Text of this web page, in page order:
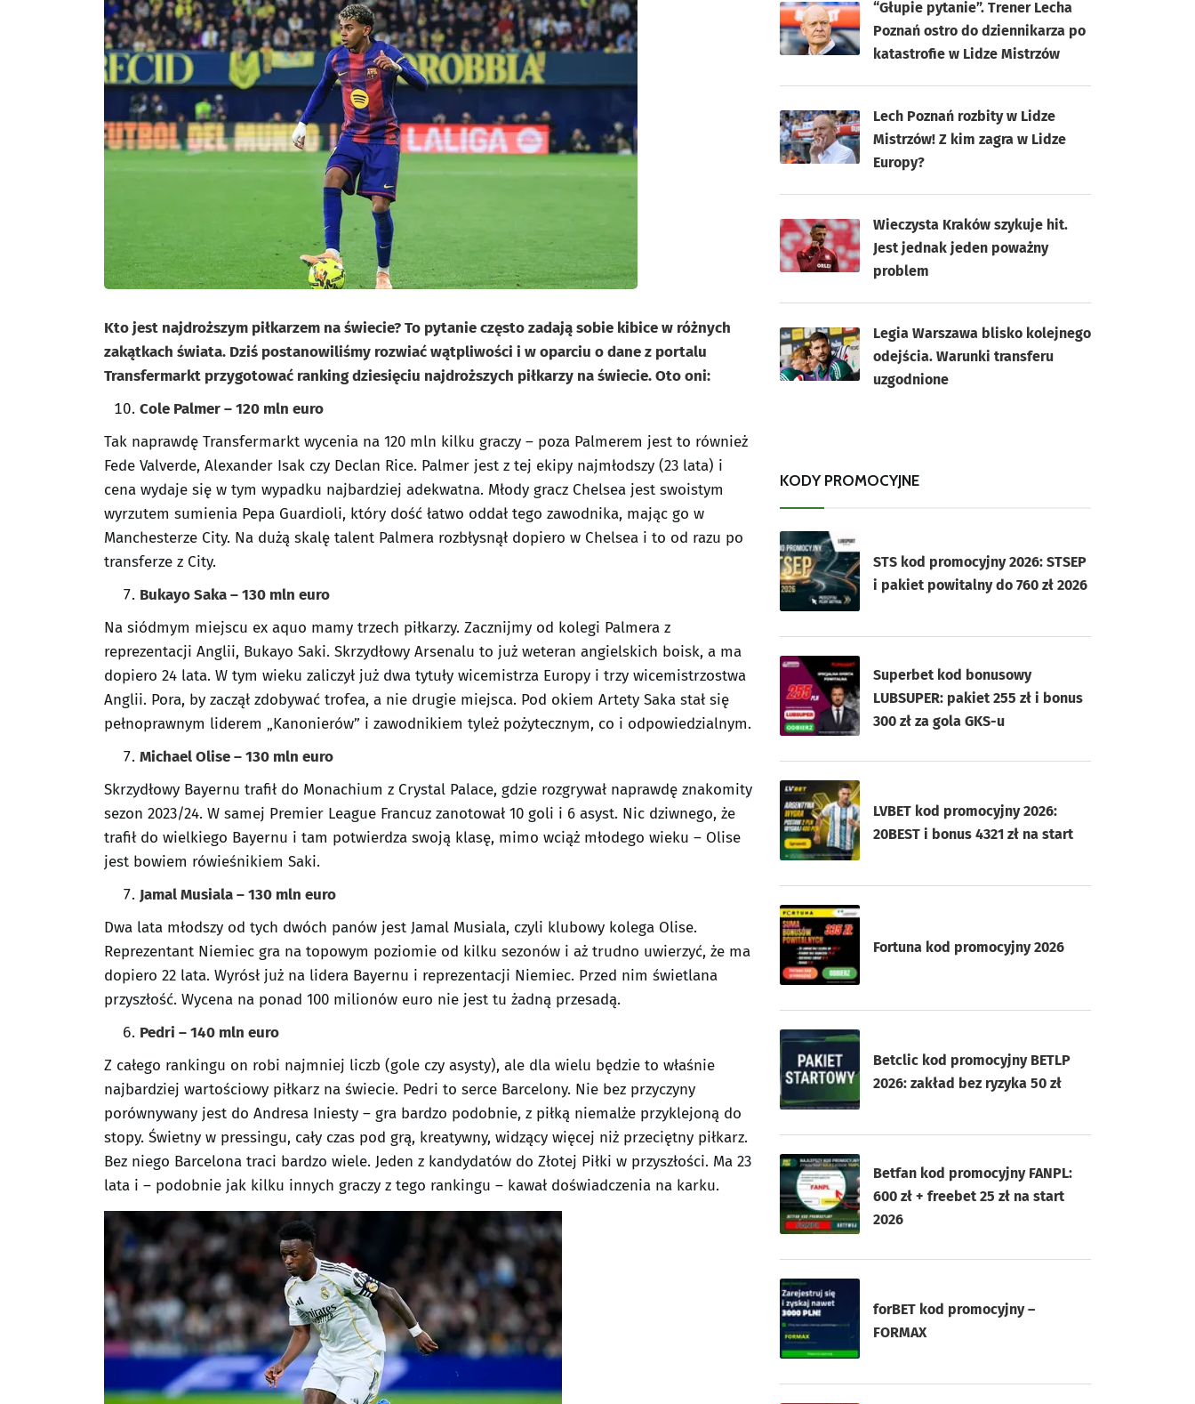
Kto jest najdroższym piłkarzem na świecie? To pytanie często zadają sobie kibice w różnych
zakątkach świata. Dziś postanowiliśmy rozwiać wątpliwości i w oparciu o dane z portalu
Transfermarkt przygotować ranking dziesięciu najdroższych piłkarzy na świecie. Oto oni:
Cole Palmer – 120 mln euro
Tak naprawdę Transfermarkt wycenia na 120 mln kilku graczy – poza Palmerem jest to również
Fede Valverde, Alexander Isak czy Declan Rice. Palmer jest z tej ekipy najmłodszy (23 lata) i
cena wydaje się w tym wypadku najbardziej adekwatna. Młody gracz Chelsea jest swoistym
wyrzutem sumienia Pepa Guardioli, który dość łatwo oddał tego zawodnika, mając go w
Manchesterze City. Na dużą skalę talent Palmera rozbłysnął dopiero w Chelsea i to od razu po
transferze z City.
Bukayo Saka – 130 mln euro
Na siódmym miejscu ex aquo mamy trzech piłkarzy. Zacznijmy od kolegi Palmera z
reprezentacji Anglii, Bukayo Saki. Skrzydłowy Arsenalu to już weteran angielskich boisk, a ma
dopiero 24 lata. W tym wieku zaliczył już dwa tytuły wicemistrza Europy i trzy wicemistrzostwa
Anglii. Pora, by zaczął zdobywać trofea, a nie drugie miejsca. Pod okiem Artety Saka stał się
pełnoprawnym liderem „Kanonierów” i zawodnikiem tyleż pożytecznym, co i odpowiedzialnym.
Michael Olise – 130 mln euro
Skrzydłowy Bayernu trafił do Monachium z Crystal Palace, gdzie rozgrywał naprawdę znakomity
sezon 2023/24. W samej Premier League Francuz zanotował 10 goli i 6 asyst. Nic dziwnego, że
trafił do wielkiego Bayernu i tam potwierdza swoją klasę, mimo wciąż młodego wieku – Olise
jest bowiem rówieśnikiem Saki.
Jamal Musiala – 130 mln euro
Dwa lata młodszy od tych dwóch panów jest Jamal Musiala, czyli klubowy kolega Olise.
Reprezentant Niemiec gra na topowym poziomie od kilku sezonów i aż trudno uwierzyć, że ma
dopiero 22 lata. Wyrósł już na lidera Bayernu i reprezentacji Niemiec. Przed nim świetlana
przyszłość. Wycena na ponad 100 milionów euro nie jest tu żadną przesadą.
Pedri – 140 mln euro
Z całego rankingu on robi najmniej liczb (gole czy asysty), ale dla wielu będzie to właśnie
najbardziej wartościowy piłkarz na świecie. Pedri to serce Barcelony. Nie bez przyczyny
porównywany jest do Andresa Iniesty – gra bardzo podobnie, z piłką niemalże przyklejoną do
stopy. Świetny w pressingu, cały czas pod grą, kreatywny, widzący więcej niż przeciętny piłkarz.
Bez niego Barcelona traci bardzo wiele. Jeden z kandydatów do Złotej Piłki w przyszłości. Ma 23
lata i – podobnie jak kilku innych graczy z tego rankingu – kawał doświadczenia na karku.
“Głupie pytanie”. Trener Lecha
Poznań ostro do dziennikarza po
katastrofie w Lidze Mistrzów
Lech Poznań rozbity w Lidze
Mistrzów! Z kim zagra w Lidze
Europy?
Wieczysta Kraków szykuje hit.
Jest jednak jeden poważny
problem
Legia Warszawa blisko kolejnego
odejścia. Warunki transferu
uzgodnione
KODY PROMOCYJNE
STS kod promocyjny 2026: STSEP
i pakiet powitalny do 760 zł 2026
Superbet kod bonusowy
LUBSUPER: pakiet 255 zł i bonus
300 zł za gola GKS-u
LVBET kod promocyjny 2026:
20BEST i bonus 4321 zł na start
Fortuna kod promocyjny 2026
Betclic kod promocyjny BETLP
2026: zakład bez ryzyka 50 zł
Betfan kod promocyjny FANPL:
600 zł + freebet 25 zł na start
2026
forBET kod promocyjny –
FORMAX